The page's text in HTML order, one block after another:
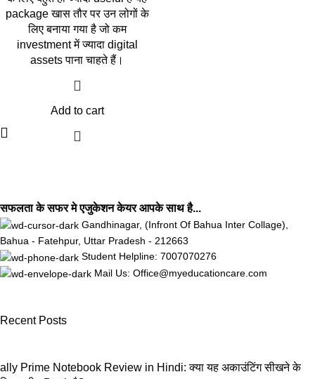
package खास तौर पर उन लोगों के
लिए बनाया गया है जो कम
investment में ज्यादा digital
assets पाना चाहते हैं।
Add to cart
सफलता के सफर मे एजुकेशन केयर आपके साथ है...
Gandhinagar, (Infront Of Bahua Inter Collage),
Bahua - Fatehpur, Uttar Pradesh - 212663
Student Helpline: 7007070276
Mail Us: Office@myeducationcare.com
Recent Posts
ally Prime Notebook Review in Hindi: क्या यह अकाउंटिंग सीखने के